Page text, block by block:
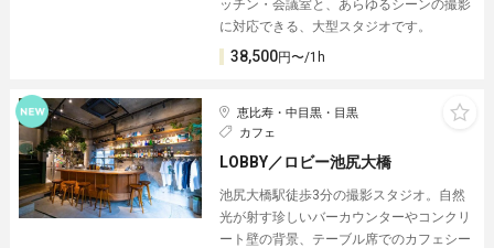
ッチン・会議室と、あらゆるシーンの撮影
に対応できる、大型スタジオです。
38,500円〜/1h
恵比寿・中目黒・目黒
カフェ
LOBBY／ロビー池尻大橋
池尻大橋駅徒歩3分の撮影スタジオ。自然
光が射す珍しいバーカウンターやコンクリ
ート壁の背景、テーブル席でのカフェシー